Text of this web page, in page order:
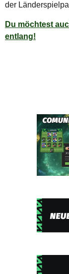
der
Du möchtest
entlang!